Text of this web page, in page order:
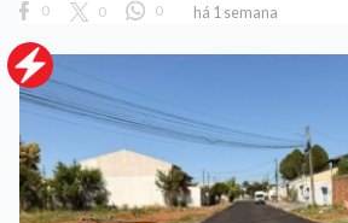
0 0 0 há 1 semana